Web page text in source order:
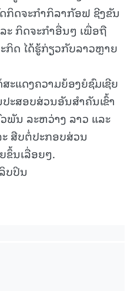
ດຈະກຳກິລາກັອຟ ຊີງຂັນ
ະ ກິດຈະກຳອື່ນໆ ເພື່ອຖື
ກິດ ໄດ້ຮູ້ກ່ຽວກັບລາວຫຼາຍ
ະແດງຄວາມຍ້ອງຍໍຊົມເຊີຍ
ະສອບສ່ວນອັນສໍາຄັນເຂົ້າ
ພັນ ລະຫວ່າງ ລາວ ແລະ
ສືບຕໍ່ປະກອບສ່ວນ
ຂຶ້ນເລື່ອຍໆ.
ບປິນ